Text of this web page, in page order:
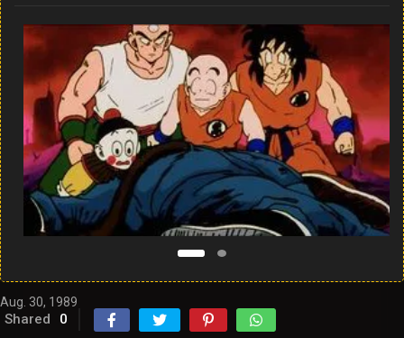
Aug. 30, 1989
Shared 0